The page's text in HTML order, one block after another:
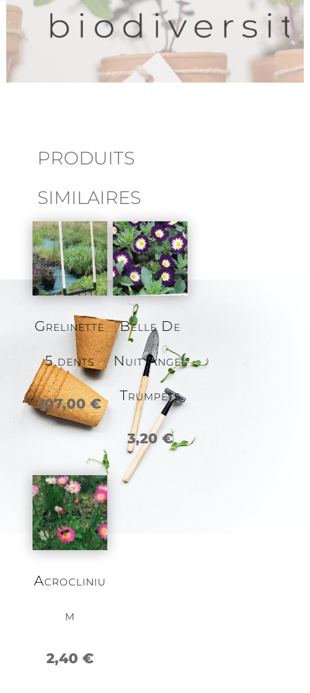
PRODUITS
SIMILAIRES
Grelinette
5 dents
107,00€
Belle De
Nuit Angel
Trumpets
3,20€
Acrocliniu
m
2,40 €